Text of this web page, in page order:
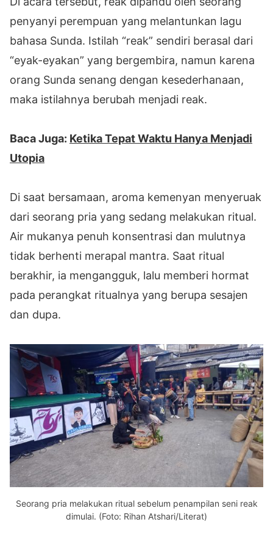
penyanyi perempuan yang melantunkan lagu
bahasa Sunda. Istilah “reak” sendiri berasal dari
“eyak-eyakan” yang bergembira, namun karena
orang Sunda senang dengan kesederhanaan,
maka istilahnya berubah menjadi reak.
Baca Juga: Ketika Tepat Waktu Hanya Menjadi
Utopia
Di saat bersamaan, aroma kemenyan menyeruak
dari seorang pria yang sedang melakukan ritual.
Air mukanya penuh konsentrasi dan mulutnya
tidak berhenti merapal mantra. Saat ritual
berakhir, ia mengangguk, lalu memberi hormat
pada perangkat ritualnya yang berupa sesajen
dan dupa.
Seorang pria melakukan ritual sebelum penampilan seni reak
dimulai. (Foto: Rihan Atshari/Literat)